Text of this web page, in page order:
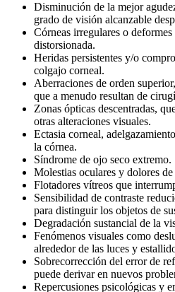
Disminución de la mejor
grado de visión alcanzable
Córneas irregulares o
distorsionada.
Heridas persistentes y/o
colgajo corneal.
Aberraciones de orden
que a menudo resultan de
Zonas ópticas descentradas,
otras alteraciones visuales.
Ectasia corneal,
la córnea.
Síndrome de ojo seco extremo.
Molestias oculares y dolores de
Flotadores vítreos que
Sensibilidad de contraste
para distinguir los objetos de
Degradación sustancial de la
Fenómenos visuales como
alrededor de las luces y
Sobrecorrección del error de
puede derivar en nuevos
Repercusiones psicológicas y